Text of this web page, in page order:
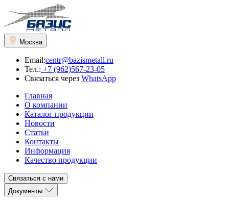
Москва
Email:centr@bazismetall.ru
Тел.: +7 (962)567-23-05
Связаться через WhatsApp
Главная
О компании
Каталог продукции
Новости
Статьи
Контакты
Информация
Качество продукции
Связаться с нами
Документы